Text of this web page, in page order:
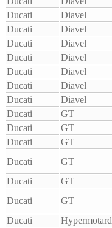
Ducati
Diavel
Ducati
Diavel
Ducati
Diavel
Ducati
Diavel
Ducati
Diavel
Ducati
Diavel
Ducati
Diavel
Ducati
GT
Ducati
GT
Ducati
GT
Ducati
GT
Ducati
GT
Ducati
GT
Ducati
Hypermotard